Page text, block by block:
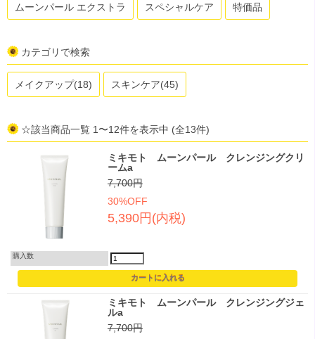
ムーンパール エクストラ スペシャルケア 特価品
カテゴリで検索
メイクアップ(18) スキンケア(45)
☆該当商品一覧 1〜12件を表示中 (全13件)
ミキモト ムーンパール クレンジングクリ
ームa
7,700円
30%OFF
5,390円(内税)
購入数
ミキモト ムーンパール クレンジングジェ
ルa
7,700円